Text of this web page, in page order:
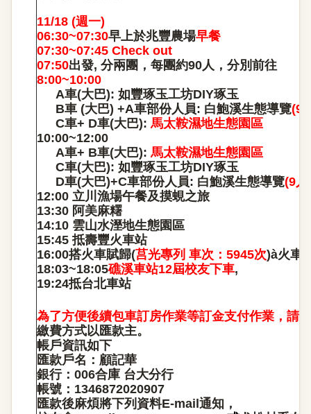
11/18 (週一)
06:30~07:30早上於兆豐農場早餐
07:30~07:45 Check out
07:50出發, 分兩團 ， 每團約90人 ， 分別前往
8:00~10:00
A車(大巴): 如豐琢玉工坊DIY琢玉
B車 (大巴) +A車部份人員: 白鮑溪生態導覽(9
C車+ D車(大巴): 馬太鞍濕地生態園區
10:00~12:00
A車+ B車(大巴): 馬太鞍濕地生態園區
C車(大巴): 如豐琢玉工坊DIY琢玉
D車(大巴)+C車部份人員: 白鮑溪生態導覽(9人
12:00 立川漁場午餐及摸蜆之旅
13:30 阿美麻糬
14:10 雲山水溼地生態園區
15:45 抵壽豐火車站
16:00搭火車賦歸(莒光專列 車次：5945次)à火車
18:03~18:05礁溪車站12屆校友下車,
19:24抵台北車站
為了方便後續包車訂房作業等訂金支付作業， 請
繳費方式以匯款主。
帳戶資訊如下
匯款戶名：顧記華
銀行：006合庫 台大分行
帳號：1346872020907
匯款後麻煩將下列資料E-mail通知，